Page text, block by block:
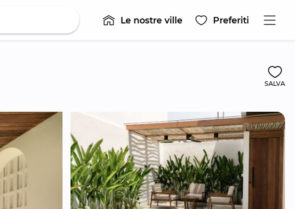
Le nostre ville Preferiti
SALVA